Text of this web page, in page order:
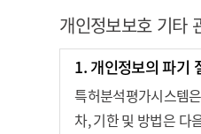
제 6 조 (회원가입
① 서비스를 이용하고
는 전자우편 주소 등
수집한 개인정보의
개인정보보호 기타
1. 개인정보의 파기
특허분석평가시스템
차, 기한 및 방법은 다